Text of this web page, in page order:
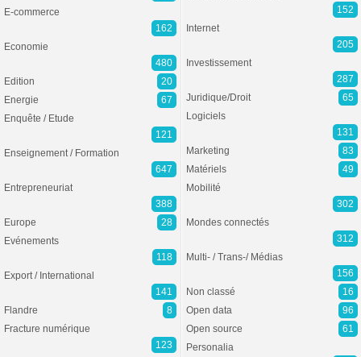
E-commerce
162
Economie
480
Edition
20
Energie
67
Enquête / Etude
121
Enseignement / Formation
647
Entrepreneuriat
388
Europe
28
Evénements
118
Export / International
141
Flandre
8
Fracture numérique
123
152
Internet
205
Investissement
287
Juridique/Droit
65
Logiciels
131
Marketing
83
Matériels
49
Mobilité
302
Mondes connectés
312
Multi- / Trans-/ Médias
156
Non classé
16
Open data
96
Open source
61
Personalia